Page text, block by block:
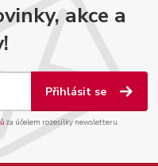
akce a
Přihlásit se
za účelem rozesílky newsletteru.